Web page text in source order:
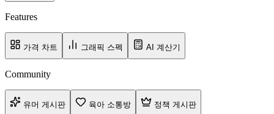
Features
가격 차트 그래픽 스펙 AI 계산기
Community
유머 게시판 육아 소통방 정책 게시판